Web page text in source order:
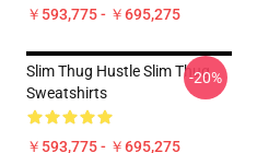
￥593,775 - ￥695,275
Slim Thug Hustle Slim Thug
Sweatshirts
￥593,775 - ￥695,275
-20%